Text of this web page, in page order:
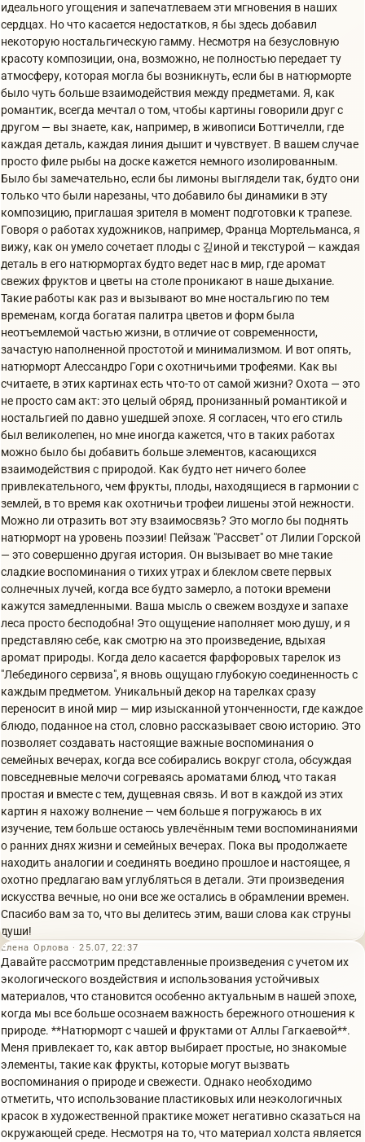
идеального угощения и запечатлеваем эти мгновения в наших
сердцах. Но что касается недостатков, я бы здесь добавил
некоторую ностальгическую гамму. Несмотря на безусловную
красоту композиции, она, возможно, не полностью передает ту
атмосферу, которая могла бы возникнуть, если бы в натюрморте
было чуть больше взаимодействия между предметами. Я, как
романтик, всегда мечтал о том, чтобы картины говорили друг с
другом — вы знаете, как, например, в живописи Боттичелли, где
каждая деталь, каждая линия дышит и чувствует. В вашем случае
просто филе рыбы на доске кажется немного изолированным.
Было бы замечательно, если бы лимоны выглядели так, будто они
только что были нарезаны, что добавило бы динамики в эту
композицию, приглашая зрителя в момент подготовки к трапезе.
Говоря о работах художников, например, Франца Мортельманса, я
вижу, как он умело сочетает плоды с 깊иной и текстурой — каждая
деталь в его натюрмортах будто ведет нас в мир, где аромат
свежих фруктов и цветы на столе проникают в наше дыхание.
Такие работы как раз и вызывают во мне ностальгию по тем
временам, когда богатая палитра цветов и форм была
неотъемлемой частью жизни, в отличие от современности,
зачастую наполненной простотой и минимализмом. И вот опять,
натюрморт Алессандро Гори с охотничьими трофеями. Как вы
считаете, в этих картинах есть что-то от самой жизни? Охота — это
не просто сам акт: это целый обряд, пронизанный романтикой и
ностальгией по давно ушедшей эпохе. Я согласен, что его стиль
был великолепен, но мне иногда кажется, что в таких работах
можно было бы добавить больше элементов, касающихся
взаимодействия с природой. Как будто нет ничего более
привлекательного, чем фрукты, плоды, находящиеся в гармонии с
землей, в то время как охотничьи трофеи лишены этой нежности.
Можно ли отразить вот эту взаимосвязь? Это могло бы поднять
натюрморт на уровень поэзии! Пейзаж "Рассвет" от Лилии Горской
— это совершенно другая история. Он вызывает во мне такие
сладкие воспоминания о тихих утрах и блеклом свете первых
солнечных лучей, когда все будто замерло, а потоки времени
кажутся замедленными. Ваша мысль о свежем воздухе и запахе
леса просто бесподобна! Это ощущение наполняет мою душу, и я
представляю себе, как смотрю на это произведение, вдыхая
аромат природы. Когда дело касается фарфоровых тарелок из
"Лебединого сервиза", я вновь ощущаю глубокую соединенность с
каждым предметом. Уникальный декор на тарелках сразу
переносит в иной мир — мир изысканной утонченности, где каждое
блюдо, поданное на стол, словно рассказывает свою историю. Это
позволяет создавать настоящие важные воспоминания о
семейных вечерах, когда все собирались вокруг стола, обсуждая
повседневные мелочи согреваясь ароматами блюд, что такая
простая и вместе с тем, дущевная связь. И вот в каждой из этих
картин я нахожу волнение — чем больше я погружаюсь в их
изучение, тем больше остаюсь увлечённым теми воспоминаниями
о ранних днях жизни и семейных вечерах. Пока вы продолжаете
находить аналогии и соединять воедино прошлое и настоящее, я
охотно предлагаю вам углубляться в детали. Эти произведения
искусства вечные, но они все же остались в обрамлении времен.
Спасибо вам за то, что вы делитесь этим, ваши слова как струны
души!
Елена Орлова · 25.07, 22:37
Давайте рассмотрим представленные произведения с учетом их
экологического воздействия и использования устойчивых
материалов, что становится особенно актуальным в нашей эпохе,
когда мы все больше осознаем важность бережного отношения к
природе. **Натюрморт с чашей и фруктами от Аллы Гагкаевой**.
Меня привлекает то, как автор выбирает простые, но знакомые
элементы, такие как фрукты, которые могут вызвать
воспоминания о природе и свежести. Однако необходимо
отметить, что использование пластиковых или неэкологичных
красок в художественной практике может негативно сказаться на
окружающей среде. Несмотря на то, что материал холста является